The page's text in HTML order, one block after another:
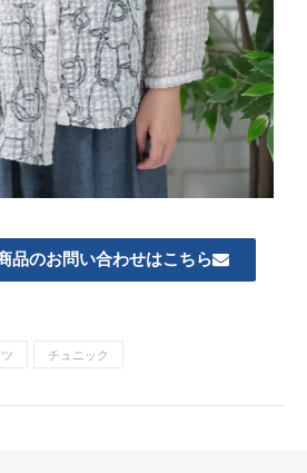
品のお問い合わせはこちら
チュニック